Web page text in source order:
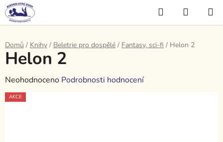
Přejít
na
obsah
Hledat
KOŠÍK
Domů / Knihy / Beletrie pro dospělé / Fantasy, sci-fi / Helon 2
Helon 2
Průměrné
hodnocení
Neohodnoceno Podrobnosti hodnocení
AKCE